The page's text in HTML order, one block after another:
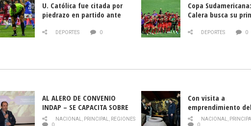
U. Católica fue citada por
piedrazo en partido ante
DEPORTES 0
Copa
Calera busca su
DEPORTES 0
AL ALERO DE CONVENIO
INDAP – SE CAPACITA SOBRE
PLAGA DROSOPHILA SUZUKII
NACIONAL, PRINCIPAL, REGIONES
0
Con visita a
emprendimiento
y llamado al
NACIONAL,
0